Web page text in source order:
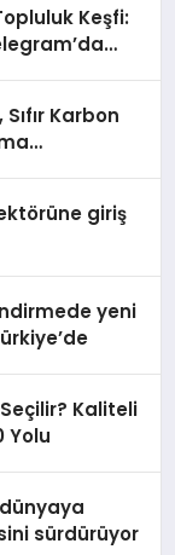
Keşfi:
Karbon
giriş
yeni
Kaliteli
Yolu
sürdürüyor